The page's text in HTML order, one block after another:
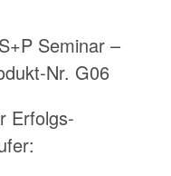
Seminar –
Nr. G06
Erfolgs-